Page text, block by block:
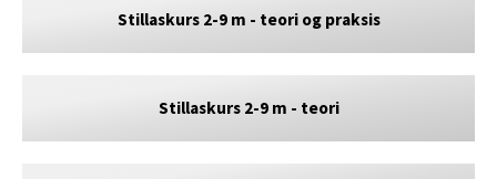
Stillaskurs 2-9 m - teori og praksis
Stillaskurs 2-9 m - teori